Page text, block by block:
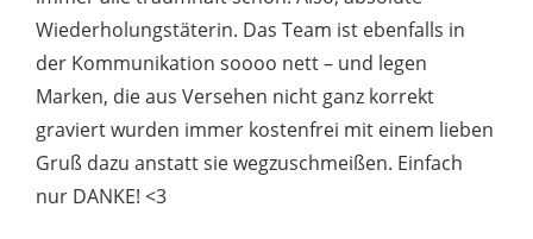
Wiederholungstäterin. Das Team ist ebenfalls in
der Kommunikation soooo nett – und legen
Marken, die aus Versehen nicht ganz korrekt
graviert wurden immer kostenfrei mit einem lieben
Gruß dazu anstatt sie wegzuschmeißen. Einfach
nur DANKE! <3